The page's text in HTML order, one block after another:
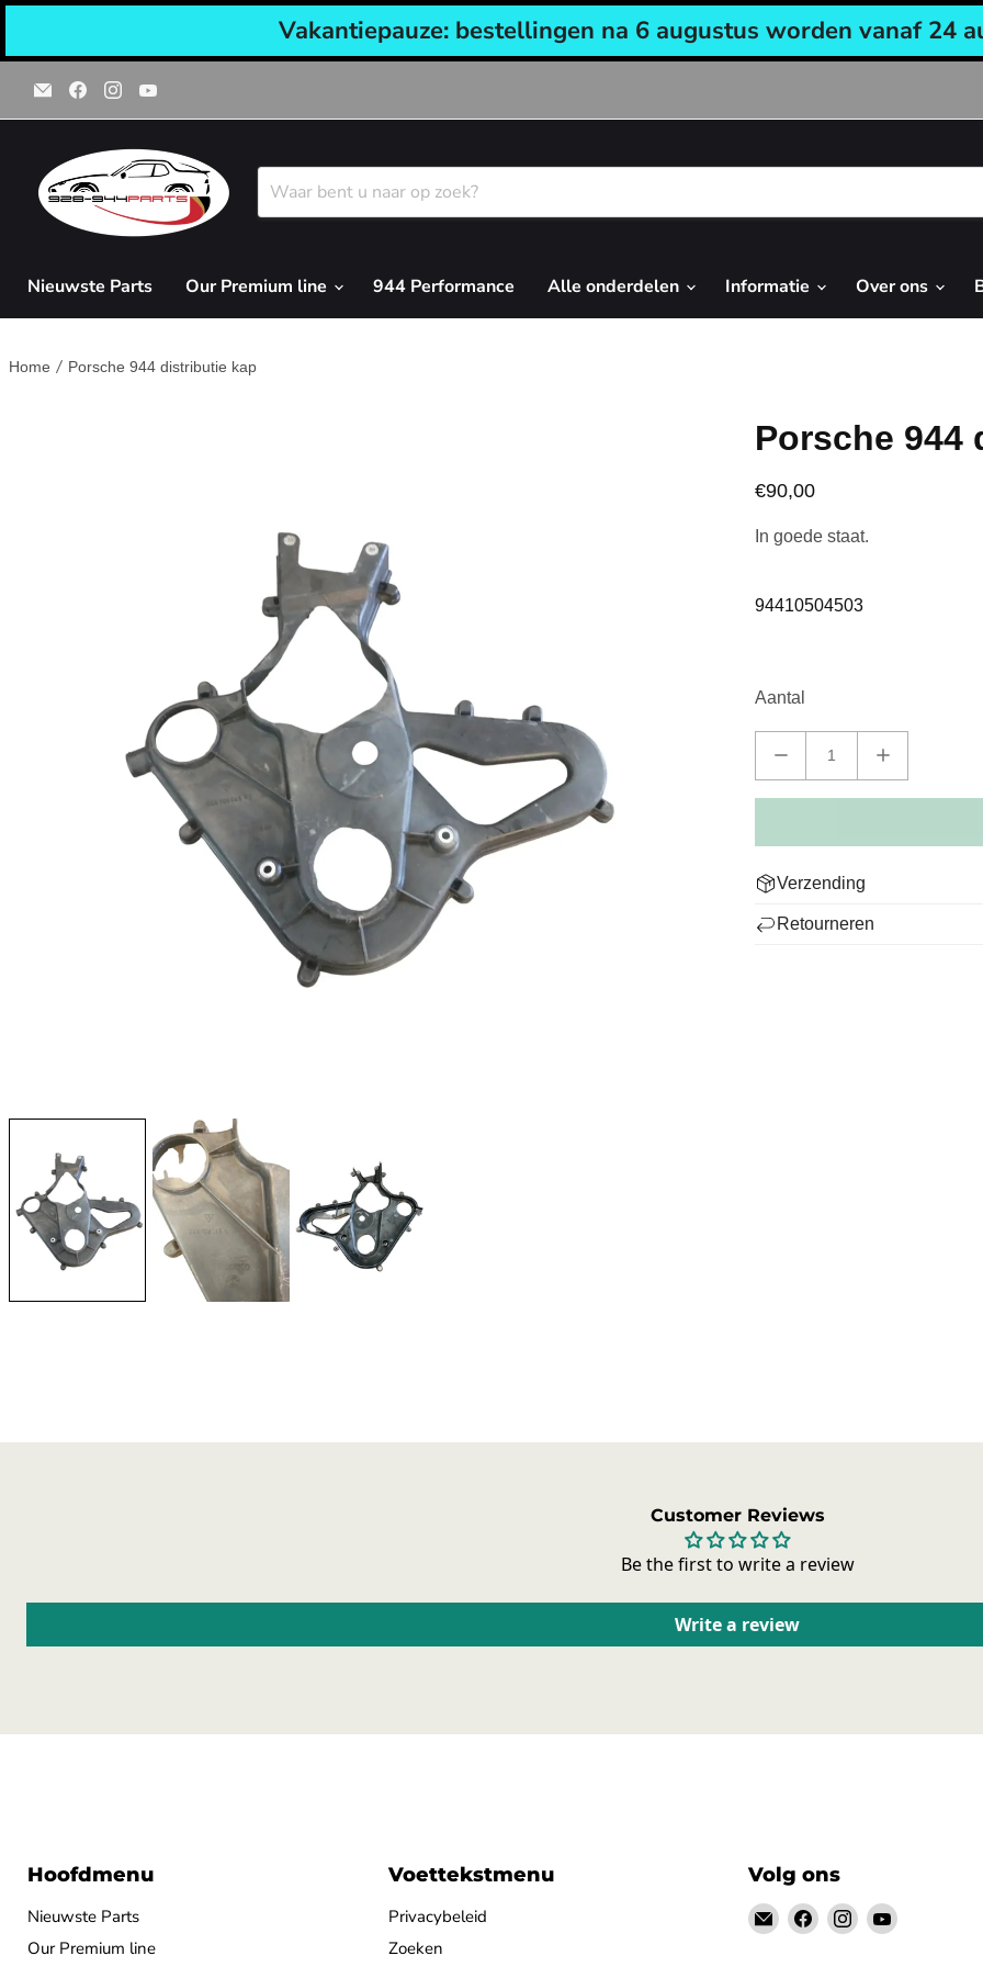
Vakantiepauze: bestellingen na 6 augustus worden vanaf 24
Email
928-
944parts
Vind
ons
op
Vind
ons
op
op
Nieuwste Parts Our Premium line 944 Performance Alle onderdelen Informatie Over ons
Home Porsche 944 distributie kap
Porsche 944
€90,00
In goede staat.
94410504503
Aantal
Verzending
We leveren wereldwijd en
Retourneren
Customer Reviews
Be the first to write a review
Write a review
Hoofdmenu
Nieuwste Parts
Our Premium line
Voettekstmenu
Privacybeleid
Zoeken
Volg ons
Email
928-
Vind
ons
Vind
ons
Vind